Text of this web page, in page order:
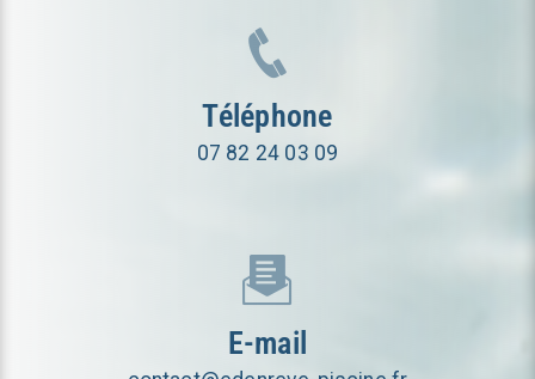
Téléphone
07 82 24 03 09
E-mail